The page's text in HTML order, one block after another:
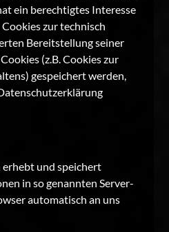
ein berechtigtes Interesse
zur technisch
Bereitstellung seiner
(z.B. Cookies zur
gespeichert werden,
und speichert
in so genannten Server-
automatisch an uns